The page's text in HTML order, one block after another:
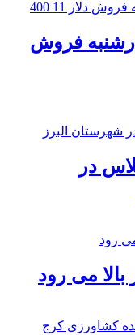
فروش
در
بالا می رود